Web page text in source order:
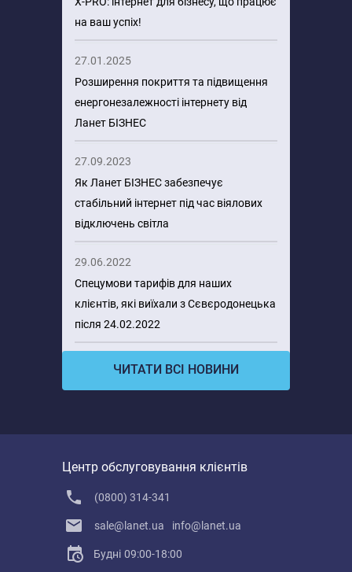
на ваш успіх!
27.01.2025
Розширення покриття та підвищення
енергонезалежності інтернету від
Ланет БІЗНЕС
27.09.2023
Як Ланет БІЗНЕС забезпечує
стабільний інтернет під час віялових
відключень світла
29.06.2022
Спецумови тарифів для наших
клієнтів, які виїхали з Сєвєродонецька
після 24.02.2022
ЧИТАТИ ВСІ НОВИНИ
Центр обслуговування клієнтів
(0800) 314-341
sale@lanet.ua info@lanet.ua
Будні 09:00-18:00